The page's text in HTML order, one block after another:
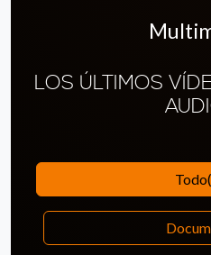
LOS ÚLTIMOS